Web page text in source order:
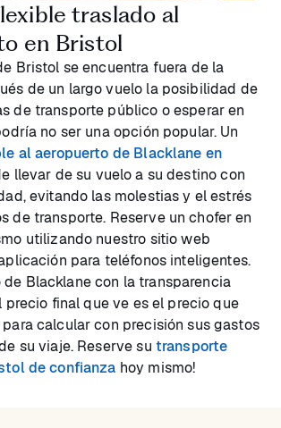
traslado al
en Bristol
Bristol se encuentra fuera de la
de un largo vuelo la posibilidad de
de transporte público o esperar en
no ser una opción popular. Un
al aeropuerto de Blacklane en
llevar de su vuelo a su destino con
evitando las molestias y el estrés
de transporte. Reserve un chofer en
utilizando nuestro sitio web
para teléfonos inteligentes.
de Blacklane con la transparencia
precio final que ve es el precio que
calcular con precisión sus gastos
su viaje. Reserve su transporte
de confianza hoy mismo!